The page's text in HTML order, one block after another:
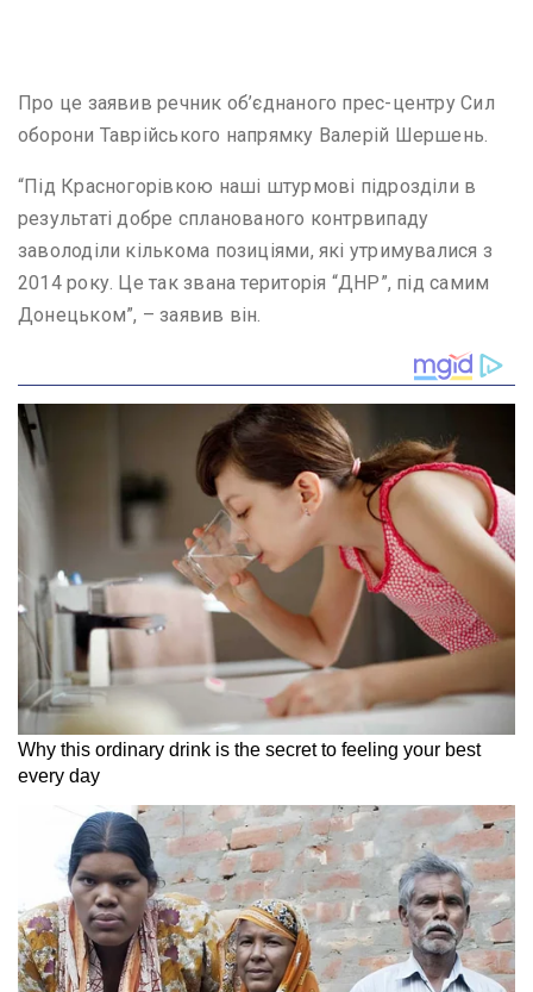
Про це заявив речник об’єднаного прес-центру Сил
оборони Таврійського напрямку Валерій Шершень.
“Під Красногорівкою наші штурмові підрозділи в
результаті добре спланованого контрвипаду
заволоділи кількома позиціями, які утримувалися з
2014 року. Це так звана територія “ДНР”, під самим
Донецьком”, – заявив він.